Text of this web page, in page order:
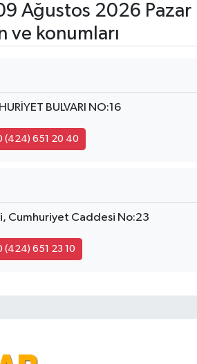
Ağustos 2026
ve konumları
BULVARI NO:16
(424) 651 20 40
Cumhuriyet Caddesi No:23
(424) 651 23 10